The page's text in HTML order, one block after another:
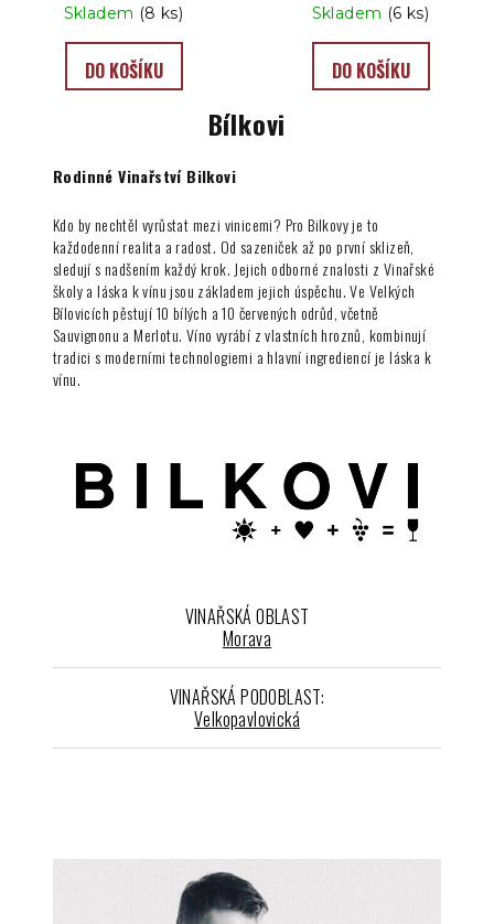
Skladem (8 ks)
DO KOŠÍKU
Skladem (6 ks)
DO KOŠÍKU
Bílkovi
Rodinné Vinařství Bilkovi
Kdo by nechtěl vyrůstat mezi vinicemi? Pro Bilkovy je to
každodenní realita a radost. Od sazeniček až po první sklizeň,
sledují s nadšením každý krok. Jejich odborné znalosti z Vinařské
školy a láska k vínu jsou základem jejich úspěchu. Ve Velkých
Bílovicích pěstují 10 bílých a 10 červených odrůd, včetně
Sauvignonu a Merlotu. Víno vyrábí z vlastních hroznů, kombinují
tradici s moderními technologiemi a hlavní ingrediencí je láska k
vínu.
VINAŘSKÁ OBLAST
Morava
VINAŘSKÁ PODOBLAST:
Velkopavlovická